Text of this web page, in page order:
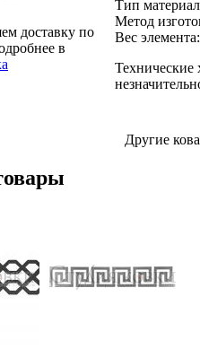
доставку по
в
Тип
Метод
Вес элемента:
Технические
Другие